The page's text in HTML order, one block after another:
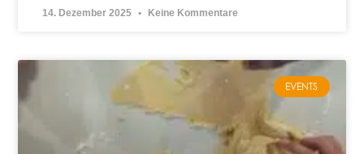
14. Dezember 2025 Keine Kommentare
EVENTS